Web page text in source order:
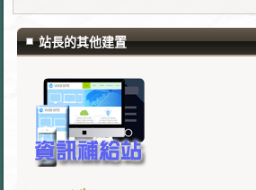
站長的其他建置